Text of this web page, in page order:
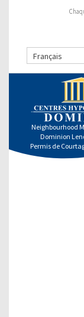
Français
Neighbourhood
Dominion
Permis de